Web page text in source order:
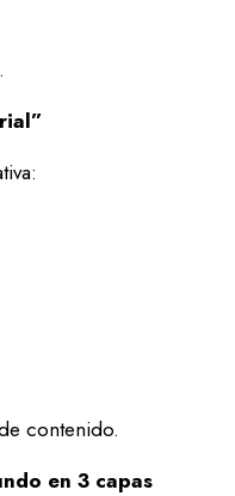
contenido.
en 3 capas